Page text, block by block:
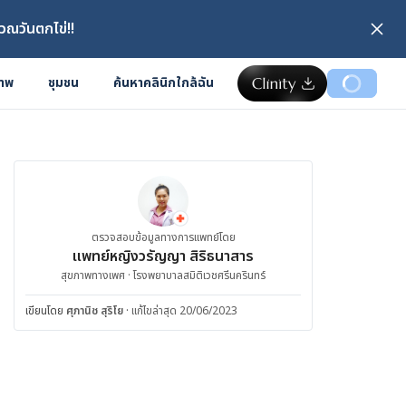
ณวันตกไข่!!
พ ชุมชน ค้นหาคลินิกใกล้ฉัน
ตรวจสอบข้อมูลทางการแพทย์โดย
แพทย์หญิงวรัญญา สิริธนาสาร
สุขภาพทางเพศ · โรงพยาบาลสมิติเวชศรีนครินทร์
เขียนโดย ศุภานิช สุริโย · แก้ไขล่าสุด 20/06/2023